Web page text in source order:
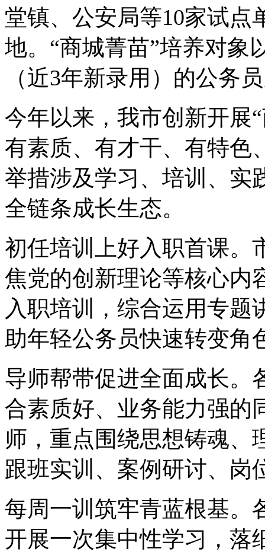
堂镇、公安局等10家试点
地。“商城菁苗”培养对象
（近3年新录用）的公务
今年以来，我市创新开展
有素质、有才干、有特色
举措涉及学习、培训、实
全链条成长生态。
初任培训上好入职首课。
焦党的创新理论等核心内
入职培训，综合运用专题
助年轻公务员快速转变角
导师帮带促进全面成长。
合素质好、业务能力强的
师，重点围绕思想铸魂、
跟班实训、案例研讨、岗
每周一训筑牢青蓝根基。
开展一次集中性学习，落